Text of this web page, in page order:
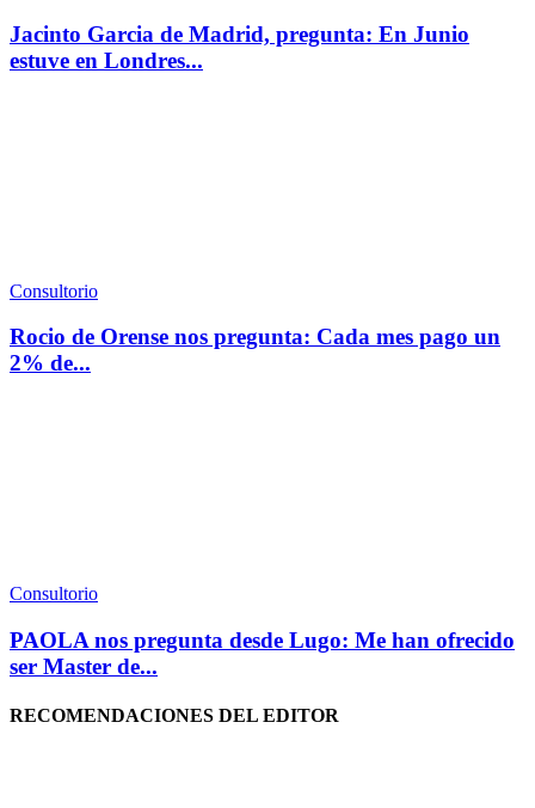
Jacinto Garcia de Madrid, pregunta: En Junio
estuve en Londres...
Consultorio
Rocio de Orense nos pregunta: Cada mes pago un
2% de...
Consultorio
PAOLA nos pregunta desde Lugo: Me han ofrecido
ser Master de...
RECOMENDACIONES DEL EDITOR